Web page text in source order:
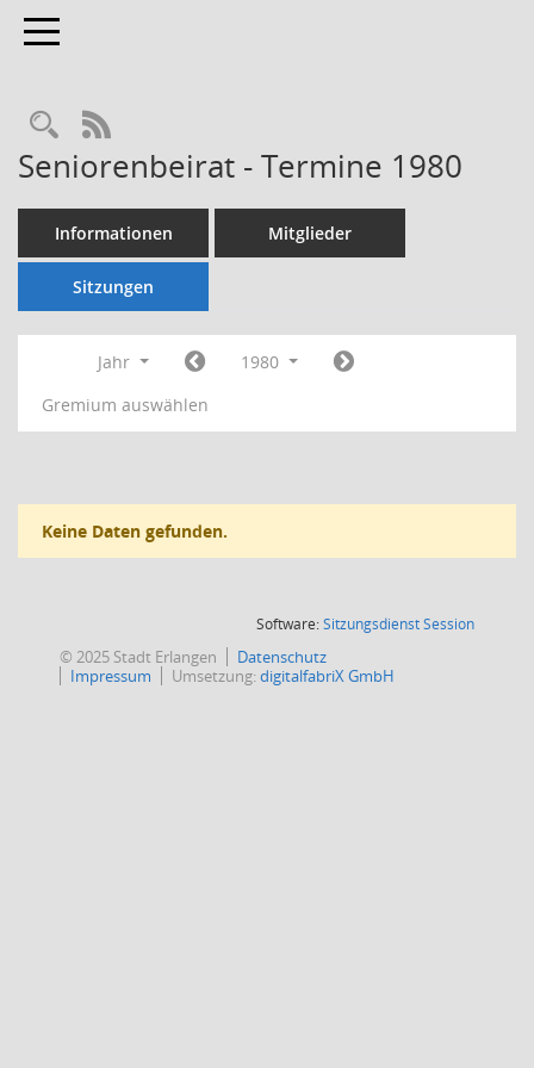
Toggle navigation
Rechercheauswahl
RSS-Feed
Seniorenbeirat - Termine 1980
Informationen Mitglieder
Sitzungen
Jahr
1980
Gremium auswählen
Keine Daten gefunden.
Software:SitzungsdienstSession(Wird in
© 2025 Stadt Erlangen
Datenschutz
Impressum
Umsetzung:digitalfabriX GmbH